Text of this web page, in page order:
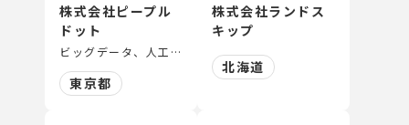
株式会社ピープル
ドット
ビッグデータ、人工知能、機械学習をはじめとするデータサイエンスに関わる教育や研修事業
東京都
株式会社ランドス
キップ
北海道